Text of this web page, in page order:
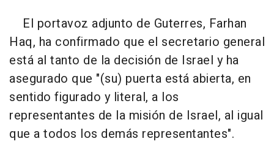
El portavoz adjunto de Guterres, Farhan
Haq, ha confirmado que el secretario general
está al tanto de la decisión de Israel y ha
asegurado que "(su) puerta está abierta, en
sentido figurado y literal, a los
representantes de la misión de Israel, al igual
que a todos los demás representantes".